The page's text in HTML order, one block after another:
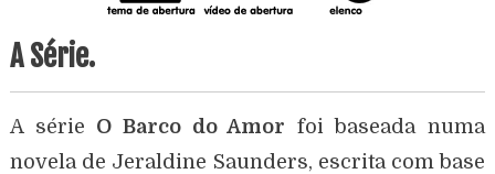
A Série.
A série O Barco do Amor foi baseada numa
novela de Jeraldine Saunders, escrita com base